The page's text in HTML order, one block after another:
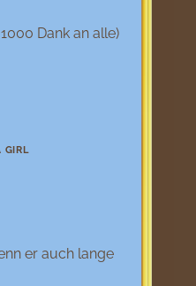
Dank an alle)
GIRL
er auch lange